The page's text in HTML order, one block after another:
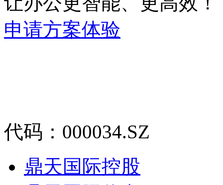
申请方案体验
代码：000034.SZ
鼎天国际控股